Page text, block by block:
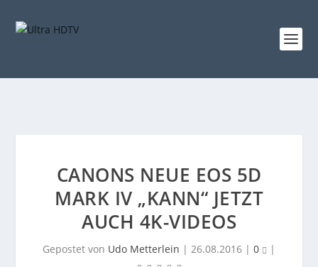
CANONS NEUE EOS 5D
MARK IV „KANN“ JETZT
AUCH 4K-VIDEOS
Gepostet von Udo Metterlein | 26.08.2016 | 0 |